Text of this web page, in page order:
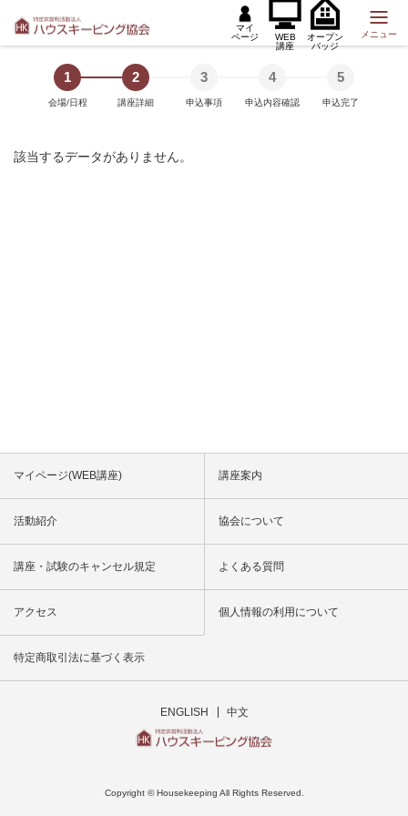
マイ
ページ
WEB
講座
オープン
バッジ
メニュー
1
会場/日程
2
講座詳細
3
申込事項
4
申込内容確認
5
申込完了
該当するデータがありません。
マイページ(WEB講座) 講座案内
活動紹介 協会について
講座・試験のキャンセル規定 よくある質問
アクセス 個人情報の利用について
特定商取引法に基づく表示
ENGLISH 中文
Copyright © Housekeeping All Rights Reserved.